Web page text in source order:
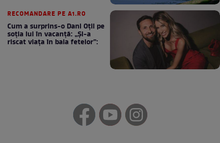
RECOMANDARE PE A1.RO
Cum a surprins-o Dani Oțil pe
soția lui în vacanță: „Și-a
riscat viața în baia fetelor”: